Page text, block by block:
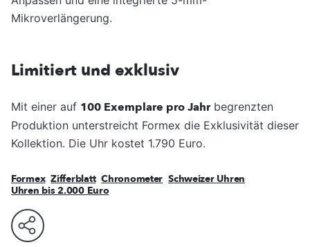
Mikroverlängerung.
Limitiert und exklusiv
Mit einer auf 100 Exemplare pro Jahrbegrenzten
Produktion unterstreicht Formex die Exklusivität dieser
Kollektion. Die Uhr kostet 1.790 Euro.
Formex Zifferblatt Chronometer Schweizer Uhren
Uhren bis 2.000 Euro